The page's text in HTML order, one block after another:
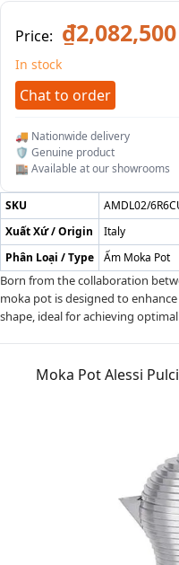
Price: ₫2,082,500
In stock
Chat to order
🚚 Nationwide delivery
🛡️ Genuine product
🏬 Available at our showrooms
SKU
AMDL02/
Xuất Xứ / Origin
Italy
Phân Loại / Type
Ấm Moka Pot
Born from the collaboration
moka pot is designed to
shape, ideal for achieving
Moka Pot Alessi